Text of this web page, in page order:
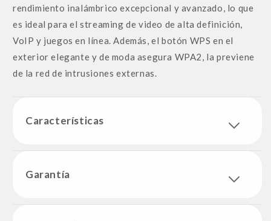
rendimiento inalámbrico excepcional y avanzado, lo que
es ideal para el streaming de video de alta definición,
VoIP y juegos en línea. Además, el botón WPS en el
exterior elegante y de moda asegura WPA2, la previene
de la red de intrusiones externas.
Características
Garantía